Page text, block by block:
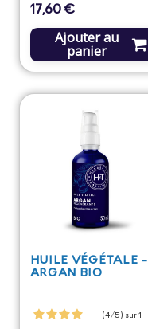
Prix
17,60 €
Ajouter au
panier
HUILE VÉGÉTALE -
ARGAN BIO
(4/5) sur 1